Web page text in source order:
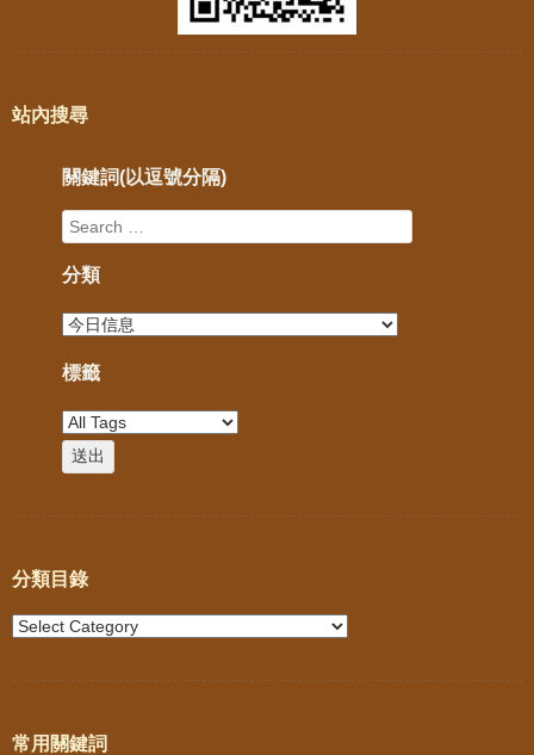
站內搜尋
關鍵詞(以逗號分隔)
分類
標籤
分類目錄
常用關鍵詞